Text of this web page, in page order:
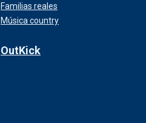
Familias reales
Música country
OutKick